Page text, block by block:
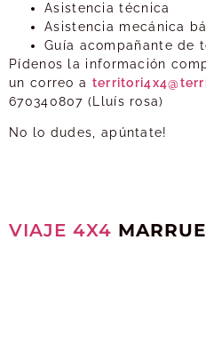
Asistencia técnica
Asistencia mecánica
Guía acompañante de
Pídenos la información
un correo a
670340807 (Lluís rosa)
No lo dudes, apúntate!
VIAJE 4X4